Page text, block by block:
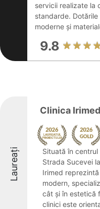
servicii realizate la
standarde.
moderne și
9.8
Laureați
Clinica Irimed
Situată în
Strada Sucevei
Irimed
modern,
cât și în estetică
clinici este